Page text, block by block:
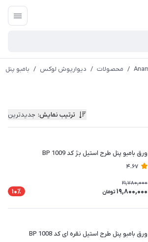
/ محصولات / دیوارپوش لوکس / بامبو پنل
ترتیب نمایش: جدیدترین
ورق بامبو پنل طرح استیل بژ کد BP 1009
4.67
21,780,000
19,800,000 تومان 10٪
ورق بامبو پنل طرح استیل نقره ای کد BP 1008